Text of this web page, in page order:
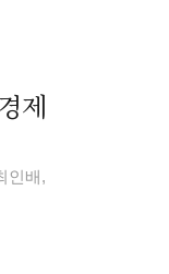
제
인배,